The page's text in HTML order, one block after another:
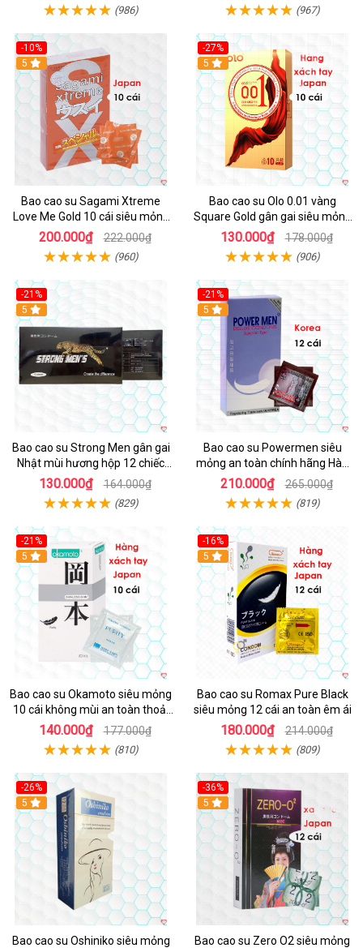
(986) (967)
-10%
5
Bao cao su Sagami Xtreme
Love Me Gold 10 cái siêu mỏng
Nhật
200.000₫ 222.000₫
(960)
-27%
5
Bao cao su Olo 0.01 vàng
Square Gold gân gai siêu mỏng
kéo dài thời gian an toàn
130.000₫ 178.000₫
(906)
-21%
5
Bao cao su Strong Men gân gai
Nhật mùi hương hộp 12 chiếc
kích thích
130.000₫ 164.000₫
(829)
-21%
5
Bao cao su Powermen siêu
mỏng an toàn chính hãng Hàn
Quốc giá tốt
210.000₫ 265.000₫
(819)
-21%
5
Bao cao su Okamoto siêu mỏng
10 cái không mùi an toàn thoải
mái
140.000₫ 177.000₫
(810)
-16%
5
Bao cao su Romax Pure Black
siêu mỏng 12 cái an toàn êm ái
180.000₫ 214.000₫
(809)
-26%
5
Bao cao su Oshiniko siêu mỏng
-36%
5
Bao cao su Zero O2 siêu mỏng